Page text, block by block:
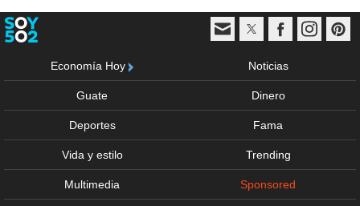
Economía Hoy Noticias
Guate Dinero
Deportes Fama
Vida y estilo Trending
Multimedia Sponsored